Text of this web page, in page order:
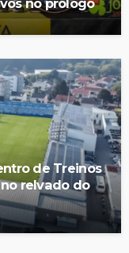
de Treinos
relvado do